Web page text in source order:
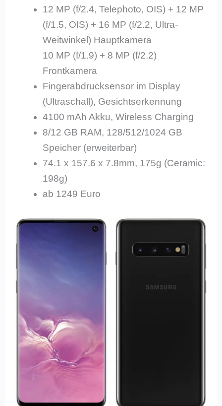
12 MP (f/2.4, Telephoto, OIS) + 12 MP
(f/1.5, OIS) + 16 MP (f/2.2, Ultra-
Weitwinkel) Hauptkamera
10 MP (f/1.9) + 8 MP (f/2.2)
Frontkamera
Fingerabdrucksensor im Display
(Ultraschall), Gesichtserkennung
4100 mAh Akku, Wireless Charging
8/12 GB RAM, 128/512/1024 GB
Speicher (erweiterbar)
74.1 x 157.6 x 7.8mm, 175g (Ceramic:
198g)
ab 1249 Euro